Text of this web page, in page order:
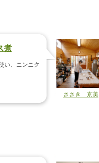
煮
い、ニンニク
ささき 京美